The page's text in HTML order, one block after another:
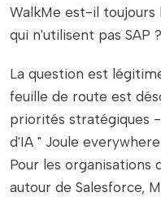
WalkMe est-il
qui n'utilisent pas SAP ?
La question est
feuille de route est
priorités stratégiques
d'IA " Joule
Pour les
autour de Salesforce,